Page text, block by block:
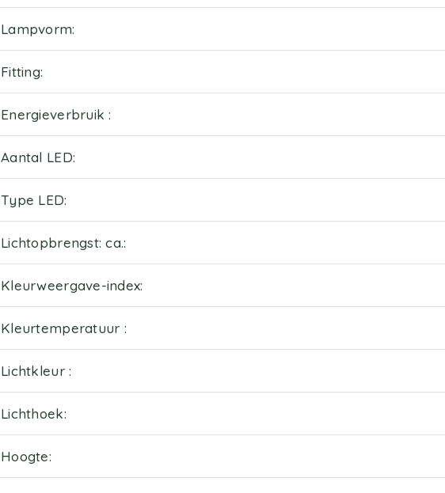
Lampvorm
Fitting
Energieverbruik
Aantal LED
Type LED
Lichtopbrengst: ca.
Kleurweergave-index
Kleurtemperatuur
Lichtkleur
Lichthoek
Hoogte